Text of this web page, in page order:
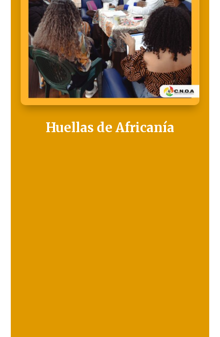
Huellas de Africanía